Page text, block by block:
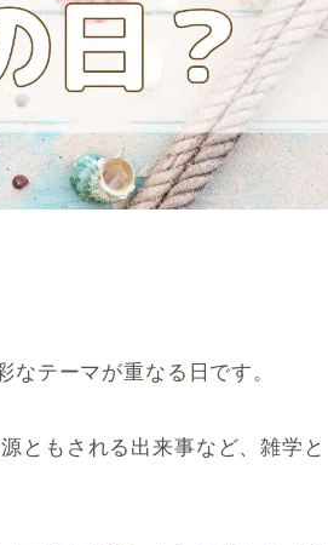
テーマが重なる日です。
ともされる出来事など、雑学と